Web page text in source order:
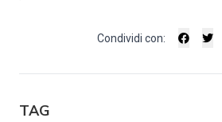
Condividi con:
TAG